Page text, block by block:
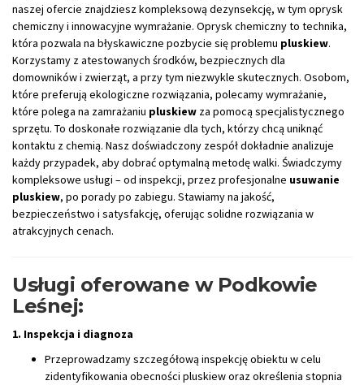
naszej ofercie znajdziesz kompleksową dezynsekcję, w tym oprysk
chemiczny i innowacyjne wymrażanie. Oprysk chemiczny to technika,
która pozwala na błyskawiczne pozbycie się problemu pluskiew.
Korzystamy z atestowanych środków, bezpiecznych dla
domowników i zwierząt, a przy tym niezwykle skutecznych. Osobom,
które preferują ekologiczne rozwiązania, polecamy wymrażanie,
które polega na zamrażaniu pluskiew za pomocą specjalistycznego
sprzętu. To doskonałe rozwiązanie dla tych, którzy chcą uniknąć
kontaktu z chemią. Nasz doświadczony zespół dokładnie analizuje
każdy przypadek, aby dobrać optymalną metodę walki. Świadczymy
kompleksowe usługi – od inspekcji, przez profesjonalne usuwanie
pluskiew, po porady po zabiegu. Stawiamy na jakość,
bezpieczeństwo i satysfakcję, oferując solidne rozwiązania w
atrakcyjnych cenach.
Usługi oferowane w Podkowie
Leśnej:
1. Inspekcja i diagnoza
Przeprowadzamy szczegółową inspekcję obiektu w celu
zidentyfikowania obecności pluskiew oraz określenia stopnia